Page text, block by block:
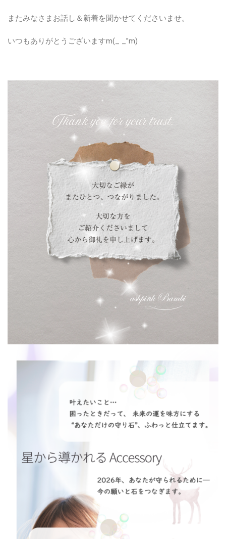
またみなさまお話し＆新着を聞かせてくださいませ。
いつもありがとうございますm(_ _”m)